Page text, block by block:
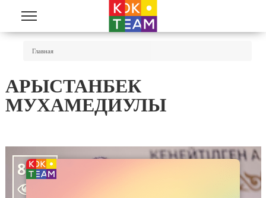
Перейти к основному содержанию
Главная
АРЫСТАНБЕК
МУХАМЕДИУЛЫ
8107
